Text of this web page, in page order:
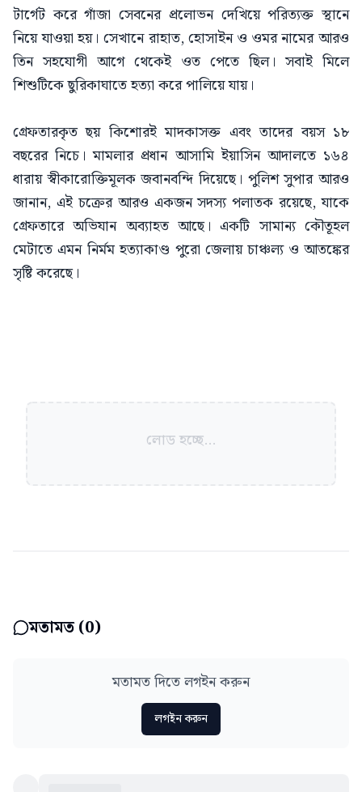
টার্গেট করে গাঁজা সেবনের প্রলোভন দেখিয়ে পরিত্যক্ত স্থানে
নিয়ে যাওয়া হয়। সেখানে রাহাত, হোসাইন ও ওমর নামের আরও
তিন সহযোগী আগে থেকেই ওত পেতে ছিল। সবাই মিলে
শিশুটিকে ছুরিকাঘাতে হত্যা করে পালিয়ে যায়।
গ্রেফতারকৃত ছয় কিশোরই মাদকাসক্ত এবং তাদের বয়স ১৮
বছরের নিচে। মামলার প্রধান আসামি ইয়াসিন আদালতে ১৬৪
ধারায় স্বীকারোক্তিমূলক জবানবন্দি দিয়েছে। পুলিশ সুপার আরও
জানান, এই চক্রের আরও একজন সদস্য পলাতক রয়েছে, যাকে
গ্রেফতারে অভিযান অব্যাহত আছে। একটি সামান্য কৌতূহল
মেটাতে এমন নির্মম হত্যাকাণ্ড পুরো জেলায় চাঞ্চল্য ও আতঙ্কের
সৃষ্টি করেছে।
লোড হচ্ছে...
মতামত (0)
মতামত দিতে লগইন করুন
লগইন করুন